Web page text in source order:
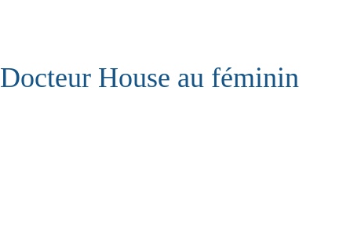
Docteur House au féminin